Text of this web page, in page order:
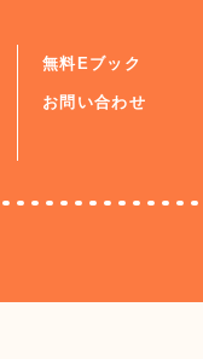
無料Eブック
お問い合わせ